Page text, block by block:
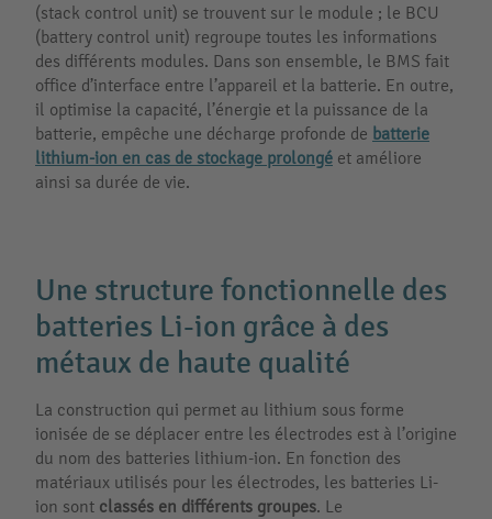
(stack control unit) se trouvent sur le module ; le BCU
(battery control unit) regroupe toutes les informations
des différents modules. Dans son ensemble, le BMS fait
office d’interface entre l’appareil et la batterie. En outre,
il optimise la capacité, l’énergie et la puissance de la
batterie, empêche une décharge profonde de batterie
lithium-ion en cas de stockage prolongé et améliore
ainsi sa durée de vie.
Une structure fonctionnelle des
batteries Li-ion grâce à des
métaux de haute qualité
La construction qui permet au lithium sous forme
ionisée de se déplacer entre les électrodes est à l’origine
du nom des batteries lithium-ion. En fonction des
matériaux utilisés pour les électrodes, les batteries Li-
ion sont classés en différents groupes. Le